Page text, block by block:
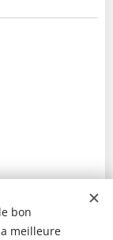
bon
meilleure